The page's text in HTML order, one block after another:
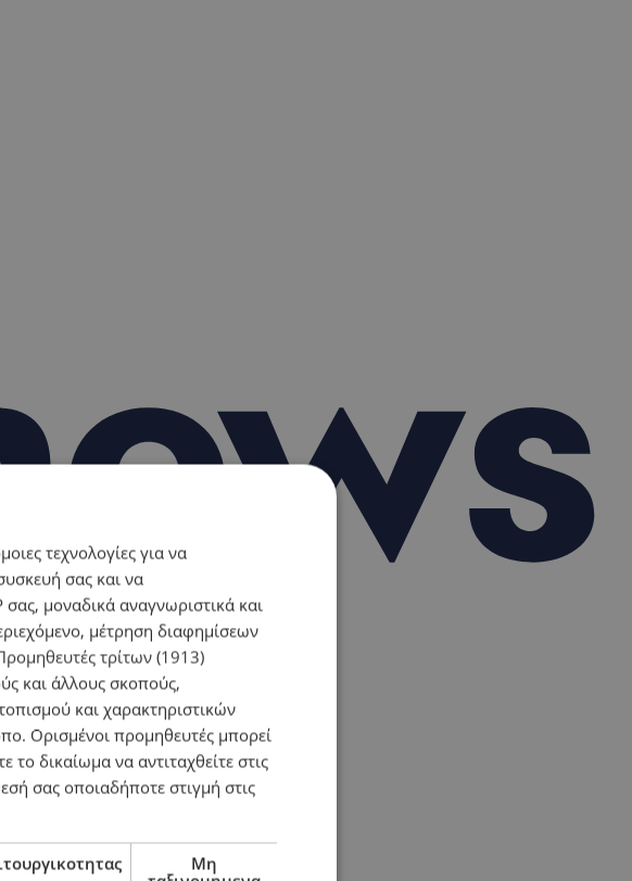
τεχνολογίες για να
σας και να
μοναδικά αναγνωριστικά και
μέτρηση διαφημίσεων
τρίτων (1913)
και άλλους σκοπούς,
και χαρακτηριστικών
Ορισμένοι προμηθευτές μπορεί
το δικαίωμα να αντιταχθείτε στις
σας οποιαδήποτε στιγμή στις
Μη